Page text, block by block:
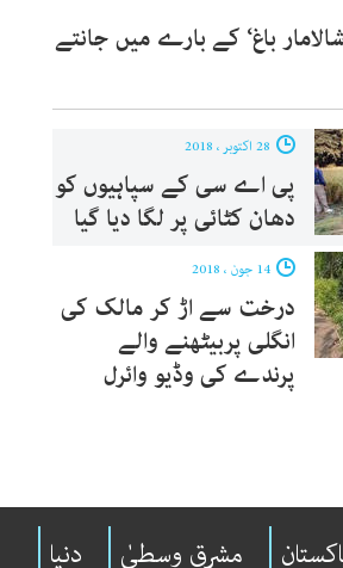
باغ‘ کے بارے میں جانتے
پی اے سی کے سپاہیوں کو
دھان کٹائی پر لگا دیا گیا
درخت سے اڑ کر مالک کی
انگلی پربیٹھنے والے
پرندے کی وڈیو وائرل
مشرقِ وسطیٰ دنیا